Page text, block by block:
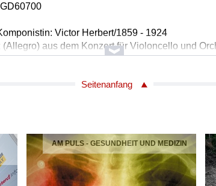
Victor Herbert/1859 - 1924
(Allegro) aus dem Konzert für Violoncello und
York Philharmonic
min
Sigmund Romberg/1887 - 1951
zur Operette »The Desert Song«
Callinicos
Seitenanfang
AM PULS - GESUNDHEIT UND MEDIZIN